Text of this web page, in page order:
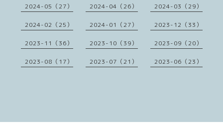
2024-05（27） 2024-04（26） 2024-03（29）
2024-02（25） 2024-01（27） 2023-12（33）
2023-11（36） 2023-10（39） 2023-09（20）
2023-08（17） 2023-07（21） 2023-06（23）